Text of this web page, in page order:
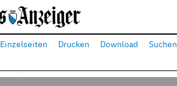
Einzelseiten Drucken Download Suchen